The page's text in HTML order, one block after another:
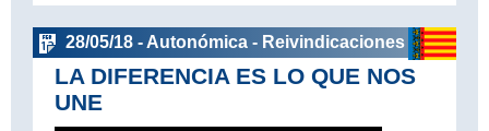
28/05/18 - Autonómica - Reivindicaciones
LA DIFERENCIA ES LO QUE NOS
UNE